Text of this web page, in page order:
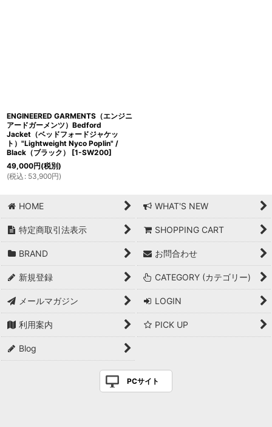
ENGINEERED GARMENTS（エンジニ
アードガーメンツ）Bedford
Jacket（ベッドフォードジャケッ
ト）"Lightweight Nyco Poplin" /
Black（ブラック）
[1-SW200]
49,000円(税別)
(税込 : 53,900円)
HOME WHAT'S NEW
特定商取引法表示 SHOPPING CART
BRAND お問合わせ
新規登録 CATEGORY (カテゴリー)
メールマガジン LOGIN
利用案内 PICK UP
Blog
PCサイト